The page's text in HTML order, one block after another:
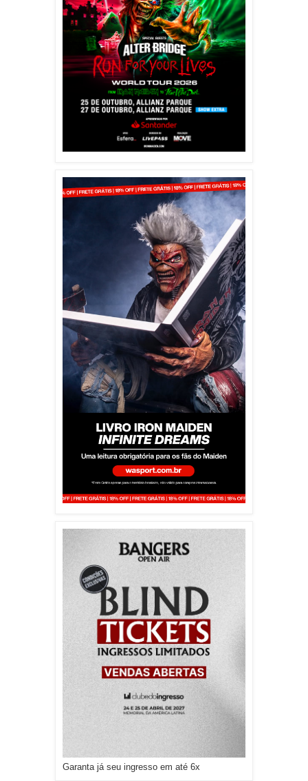
Garanta já seu ingresso em até 6x